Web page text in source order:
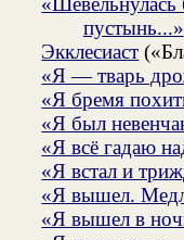
пустынь...»
Экклесиаст
«Я — тварь
«Я бремя
«Я был
«Я всё гадаю
«Я встал и
«Я вышел.
«Я вышел в